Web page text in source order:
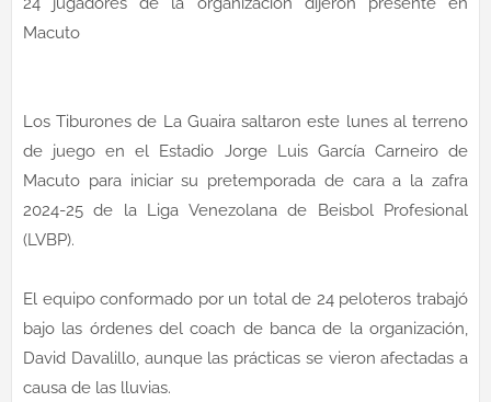
Macuto
Los Tiburones de La Guaira saltaron este lunes al terreno
de juego en el Estadio Jorge Luis García Carneiro de
Macuto para iniciar su pretemporada de cara a la zafra
2024-25 de la Liga Venezolana de Beisbol Profesional
(LVBP).
El equipo conformado por un total de 24 peloteros trabajó
bajo las órdenes del coach de banca de la organización,
David Davalillo, aunque las prácticas se vieron afectadas a
causa de las lluvias.